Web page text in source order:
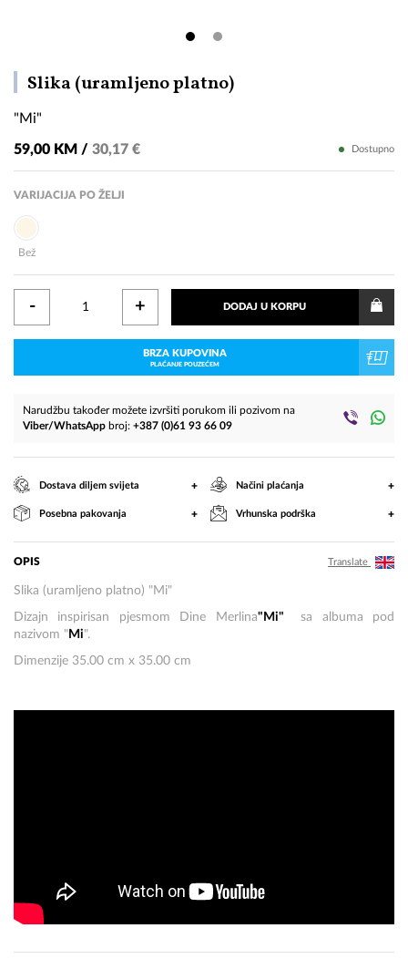
Slika (uramljeno platno)"Mi"
"Mi"
59,00 KM / 30,17 € Dostupno
VARIJACIJA PO ŽELJI
Bež
- + DODAJ U KORPU
BRZA KUPOVINA
PLAĆANJE POUZEĆEM
Narudžbu također možete izvršiti porukom ili pozivom na
Viber/WhatsApp broj: +387 (0)61 93 66 09
Dostava diljem svijeta + Načini plaćanja +
Posebna pakovanja + Vrhunska podrška +
OPIS Translate
Slika (uramljeno platno) "Mi"
Dizajn inspirisan pjesmom Dine Merlina"Mi"sa albuma pod
nazivom "Mi".
Dimenzije 35.00 cm x 35.00 cm